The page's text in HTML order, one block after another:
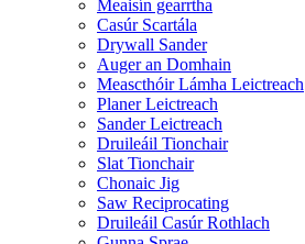
Meaisín gearrtha
Casúr Scartála
Drywall Sander
Auger an Domhain
Meascthóir Lámha Leictreach
Planer Leictreach
Sander Leictreach
Druileáil Tionchair
Slat Tionchair
Chonaic Jig
Saw Reciprocating
Druileáil Casúr Rothlach